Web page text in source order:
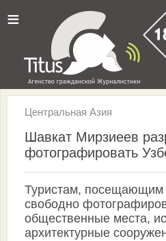
≡
Центральная Азия
Шавкат Мирзиеев
фотографировать
Туристам, посещающим
свободно
общественные места,
архитектурные